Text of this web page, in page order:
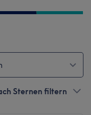
Sternen filtern